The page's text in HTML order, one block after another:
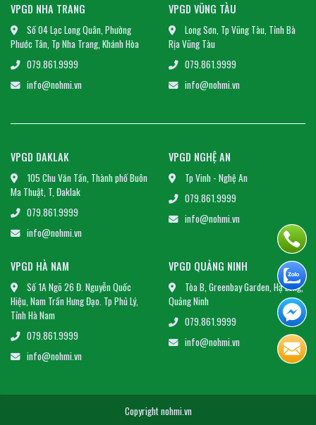
VPGD NHA TRANG
Số 04 Lạc Long Quân, Phường
Phước Tân, Tp Nha Trang, Khánh Hòa
079.861.9999
info@nohmi.vn
VPGD VŨNG TÀU
Long Sơn, Tp Vũng Tàu, Tỉnh Bà
Rịa Vũng Tàu
079.861.9999
info@nohmi.vn
VPGD DAKLAK
105 Chu Văn Tấn, Thành phố Buôn
Ma Thuật, T, Đaklak
079.861.9999
info@nohmi.vn
VPGD NGHỆ AN
Tp Vinh - Nghệ An
079.861.9999
info@nohmi.vn
VPGD HÀ NAM
Số 1A Ngõ 26 Đ. Nguyễn Quốc
Hiệu, Nam Trần Hưng Đạo. Tp Phủ Lý,
Tỉnh Hà Nam
079.861.9999
info@nohmi.vn
VPGD QUẢNG NINH
Tòa B, Greenbay Garden, Hạ Long,
Quảng Ninh
079.861.9999
info@nohmi.vn
Copyright nohmi.vn